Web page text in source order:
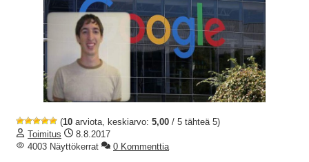
(10 arviota, keskiarvo: 5,00 / 5 tähteä 5)
Toimitus
8.8.2017
4003 Näyttökerrat
0 Kommenttia